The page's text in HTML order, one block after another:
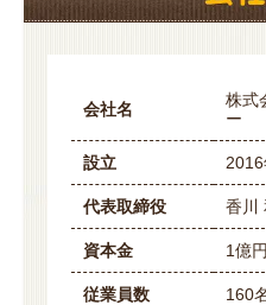
会社名
株式
ー
設立
代表取締役 香川
資本金 1億円
従業員数 160